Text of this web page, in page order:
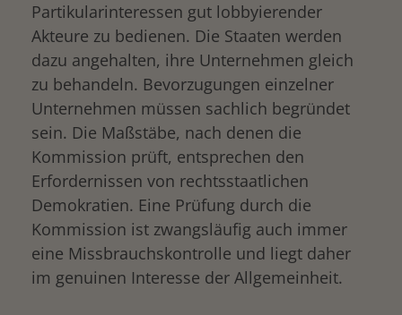
Partikularinteressen gut lobbyierender
Akteure zu bedienen. Die Staaten werden
dazu angehalten, ihre Unternehmen gleich
zu behandeln. Bevorzugungen einzelner
Unternehmen müssen sachlich begründet
sein. Die Maßstäbe, nach denen die
Kommission prüft, entsprechen den
Erfordernissen von rechtsstaatlichen
Demokratien. Eine Prüfung durch die
Kommission ist zwangsläufig auch immer
eine Missbrauchskontrolle und liegt daher
im genuinen Interesse der Allgemeinheit.